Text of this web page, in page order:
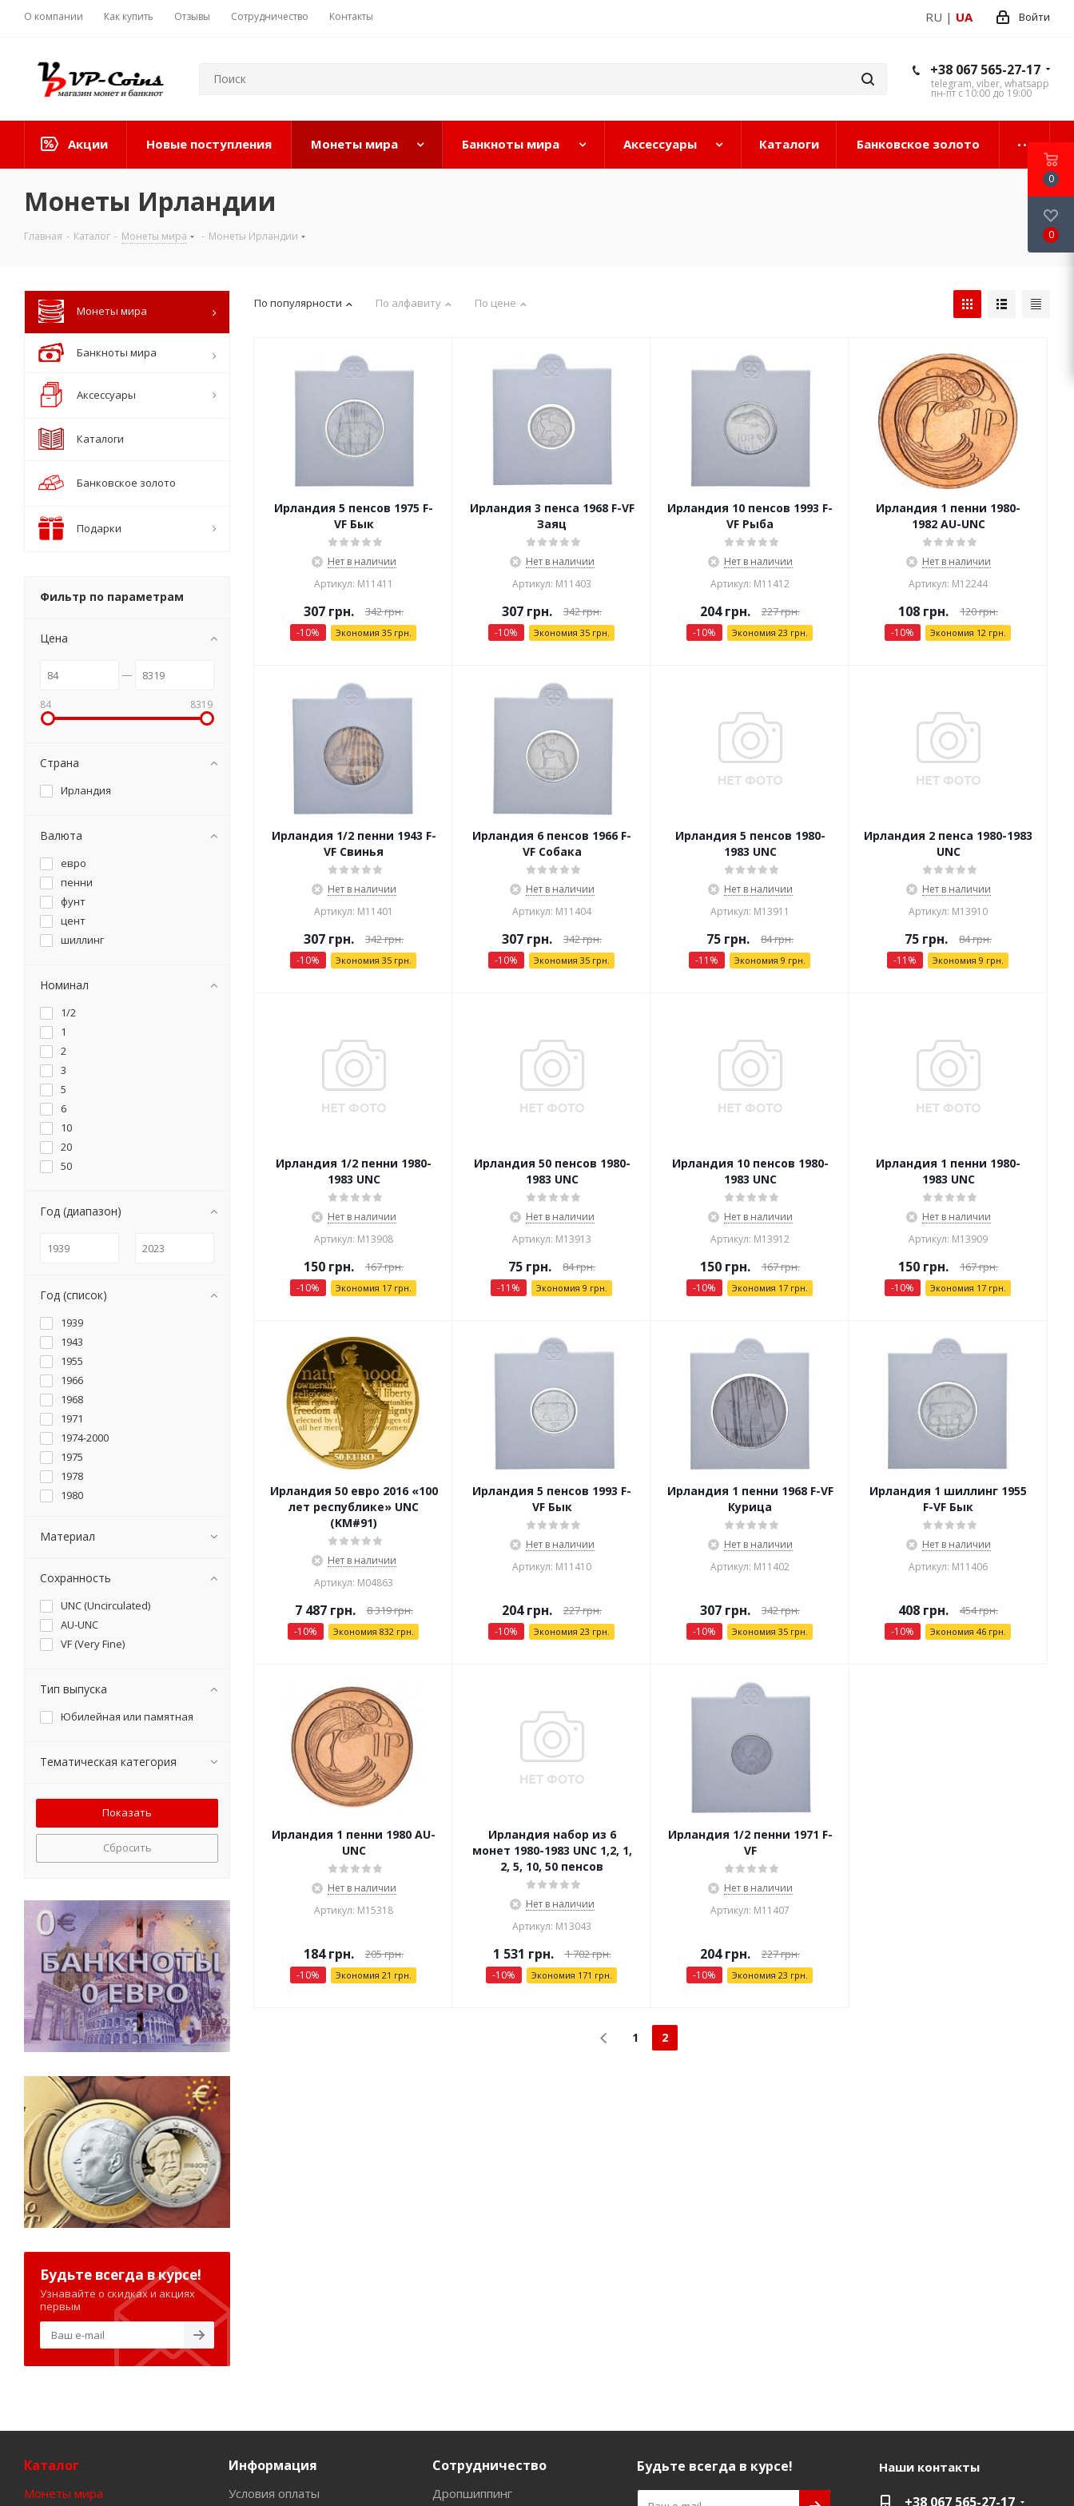
О компании Как купить Отзывы Сотрудничество Контакты Войти
RU | UA
+38 067 565-27-17
telegram, viber, whatsapp
пн-пт с 10:00 до 19:00
Акции Новые поступления Монеты мира Банкноты мира Аксессуары Каталоги Банковское золото
Монеты Ирландии
Главная - Каталог - Монеты мира - Монеты Ирландии
По популярности По алфавиту По цене
Ирландия 5 пенсов 1975 F-
VF Бык
Нет в наличии
Артикул: М11411
307 грн. 342грн.
-10% Экономия 35 грн.
Ирландия 3 пенса 1968 F-VF
Заяц
Нет в наличии
Артикул: М11403
307 грн. 342грн.
-10% Экономия 35 грн.
Ирландия 10 пенсов 1993 F-
VF Рыба
Нет в наличии
Артикул: М11412
204грн. 227грн.
-10% Экономия 23 грн.
Ирландия 1 пенни 1980-
1982 AU-UNC
Нет в наличии
Артикул: М12244
108 грн. 120грн.
-10% Экономия 12 грн.
Ирландия 1/2 пенни 1943 F-
VF Свинья
Нет в наличии
Артикул: М11401
307 грн. 342грн.
-10% Экономия 35 грн.
Ирландия 6 пенсов 1966 F-
VF Собака
Нет в наличии
Артикул: М11404
307 грн. 342грн.
-10% Экономия 35 грн.
Ирландия 5 пенсов 1980-
1983 UNC
Нет в наличии
Артикул: М13911
75 грн. 84грн.
-11 % Экономия 9 грн.
Ирландия 2 пенса 1980-1983
UNC
Нет в наличии
Артикул: М13910
75 грн. 84грн.
-11 % Экономия 9 грн.
Ирландия 1/2 пенни 1980-
1983 UNC
Нет в наличии
Артикул: М13908
150 грн. 167грн.
-10% Экономия 17 грн.
Ирландия 50 пенсов 1980-
1983 UNC
Нет в наличии
Артикул: М13913
75 грн. 84грн.
-11 % Экономия 9 грн.
Ирландия 10 пенсов 1980-
1983 UNC
Нет в наличии
Артикул: М13912
150 грн. 167грн.
-10% Экономия 17 грн.
Ирландия 1 пенни 1980-
1983 UNC
Нет в наличии
Артикул: М13909
150 грн. 167грн.
-10% Экономия 17 грн.
Ирландия 50 евро 2016 «100
лет республике» UNC
(KM#91)
Нет в наличии
Артикул: М04863
7 487грн. 8 319грн.
-10% Экономия 832 грн.
Ирландия 5 пенсов 1993 F-
VF Бык
Нет в наличии
Артикул: М11410
204грн. 227грн.
-10% Экономия 23 грн.
Ирландия 1 пенни 1968 F-VF
Курица
Нет в наличии
Артикул: М11402
307 грн. 342грн.
-10% Экономия 35 грн.
Ирландия 1 шиллинг 1955
F-VF Бык
Нет в наличии
Артикул: М11406
408 грн. 454грн.
-10% Экономия 46 грн.
Ирландия 1 пенни 1980 AU-
UNC
Нет в наличии
Артикул: М15318
184грн. 205грн.
-10% Экономия 21 грн.
Ирландия набор из 6
монет 1980-1983 UNC 1,2, 1,
2, 5, 10, 50 пенсов
Нет в наличии
Артикул: М13043
1 531 грн. 1 702грн.
-10% Экономия 171 грн.
Ирландия 1/2 пенни 1971 F-
VF
Нет в наличии
Артикул: М11407
204грн. 227грн.
-10% Экономия 23 грн.
1 2
Монеты мира
Банкноты мира
Аксессуары
Каталоги
Банковское золото
Подарки
Фильтр по параметрам
Цена
84 8319
Страна
Ирландия
Валюта
евро
пенни
фунт
цент
шиллинг
Номинал
1/2
1
2
3
5
6
10
20
50
Год (диапазон)
Год (список)
1939
1943
1955
1966
1968
1971
1974-2000
1975
1978
1980
1982
1993
1996
2002
2007
2012
2016
2019
наборы
Материал
Сохранность
UNC (Uncirculated)
AU-UNC
VF (Very Fine)
Тип выпуска
Юбилейная или памятная
Тематическая категория
Сбросить
Будьте всегда в курсе!
Узнавайте о скидках и акциях
первым
Каталог
Монеты мира
Информация
Условия оплаты
Сотрудничество
Дропшиппинг
Будьте всегда в курсе! Наши контакты
+38 067 565-27-17
0
0